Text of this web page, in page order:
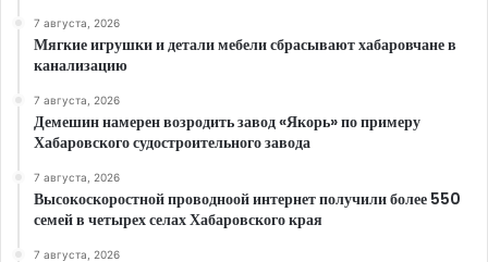
7 августа, 2026
Мягкие игрушки и детали мебели сбрасывают хабаровчане в
канализацию
7 августа, 2026
Демешин намерен возродить завод «Якорь» по примеру
Хабаровского судостроительного завода
7 августа, 2026
Высокоскоростной проводноой интернет получили более 550
семей в четырех селах Хабаровского края
7 августа, 2026